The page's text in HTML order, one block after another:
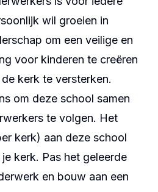
wil groeien in
om een veilige en
voor kinderen te creëren
kerk te versterken.
om deze school samen
te volgen. Het
kerk) aan deze school
kerk. Pas het geleerde
en bouw aan een